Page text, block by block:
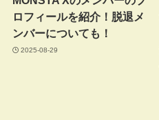
ロフィールを紹介！脱退メ
ンバーについても！
2025-08-29